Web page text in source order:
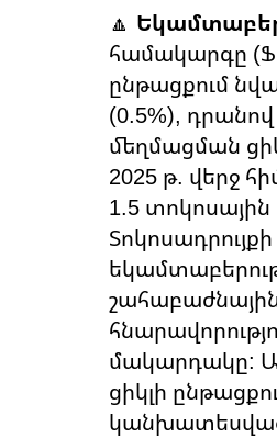
🔼
համակարգը
ընթացքում
(0.5%),
մեղմացման
2025 թ. վերջ
1.5
մակարդակը:
ցիկլի